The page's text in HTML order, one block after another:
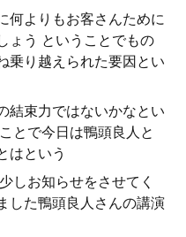
何よりもお客さんために
ょう ということでもの
乗り越えられた要因とい
結束力ではないかなとい
とで今日は鴨頭良人と
はという
しお知らせをさせてく
した鴨頭良人さんの講演